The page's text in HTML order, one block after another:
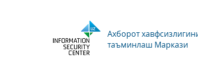
Ахборот
таъминлаш Маркази